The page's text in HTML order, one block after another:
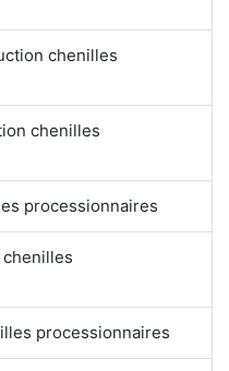
chenilles
chenilles
processionnaires
processionnaires